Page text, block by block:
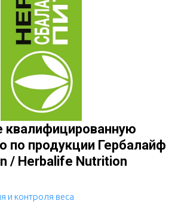
квалифицированную
по продукции Гербалайф
/ Herbalife Nutrition
и контроля веса